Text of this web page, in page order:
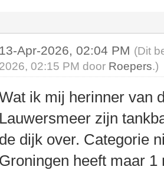
13-Apr-2026, 02:04 PM (Dit
2026, 02:15 PM door Roepers.)
ik mij herinner van
Lauwersmeer zijn
de dijk over. Categorie
Groningen heeft maar